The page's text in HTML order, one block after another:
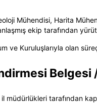
Mühendisi, Harita
ekip tarafından
ve Kuruluşlarıyla olan
Belgesi
müdürlükleri tarafından